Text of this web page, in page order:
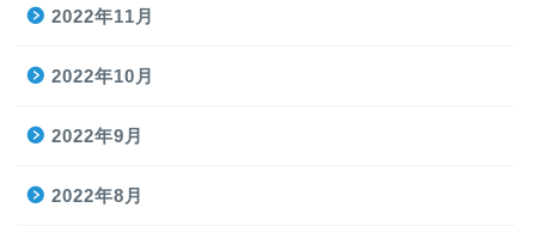
2022年11月
2022年10月
2022年9月
2022年8月